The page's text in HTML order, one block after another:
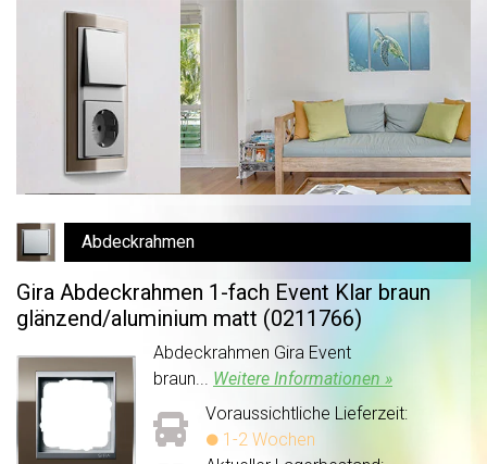
Abdeckrahmen
Gira Abdeckrahmen 1-fach Event Klar braun
glänzend/aluminium matt (0211766)
Abdeckrahmen Gira Event
braun... Weitere Informationen »
Voraussichtliche Lieferzeit:
1-2 Wochen